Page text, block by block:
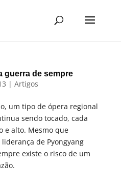
guerra de sempre
| Artigos
um tipo de ópera regional
sendo tocado, cada
e alto. Mesmo que
de Pyongyang
existe o risco de um